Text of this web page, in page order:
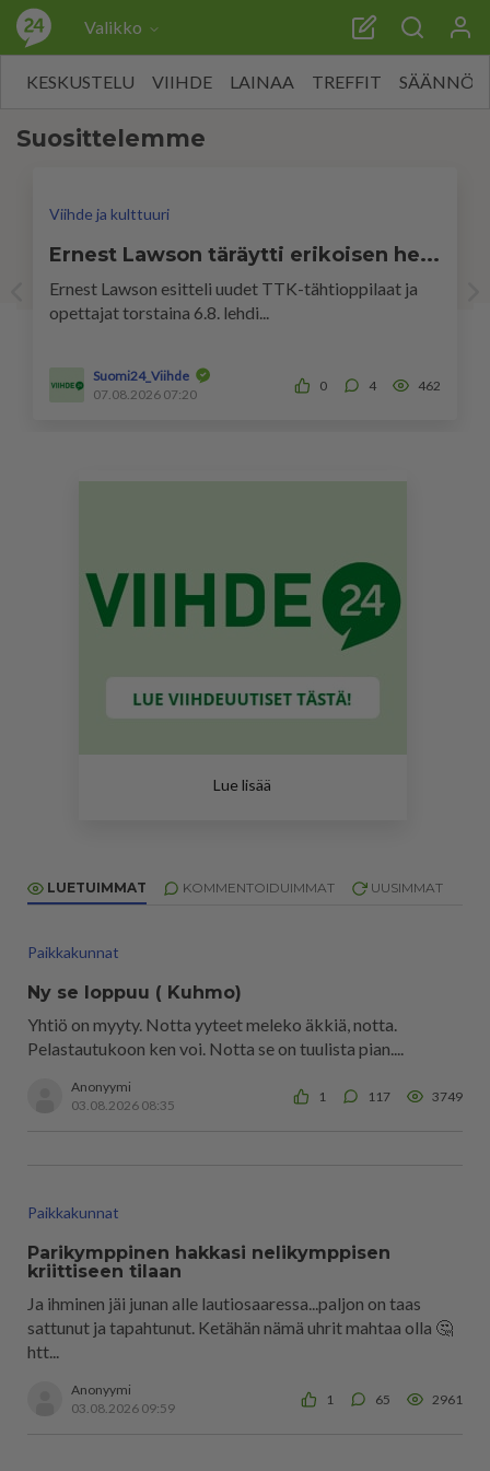
Valikko
KESKUSTELU VIIHDE LAINAA TREFFIT SÄÄNNÖT
Suosittelemme
Viihde ja kulttuuri
Ernest Lawson täräytti erikoisen he...
Ernest Lawson esitteli uudet TTK-tähtioppilaat ja
opettajat torstaina 6.8. lehdi...
Suomi24_Viihde
07.08.2026 07:20
0 4 462
Viihde24:n suosituimpia sisältöjä ovat
Lue lisää
LUETUIMMAT KOMMENTOIDUIMMAT UUSIMMAT
Paikkakunnat
Ny se loppuu ( Kuhmo)
Yhtiö on myyty. Notta yyteet meleko äkkiä, notta.
Pelastautukoon ken voi. Notta se on tuulista pian....
Anonyymi
03.08.2026 08:35
1 117 3749
Paikkakunnat
Parikymppinen hakkasi nelikymppisen
kriittiseen tilaan
Ja ihminen jäi junan alle lautiosaaressa...paljon on taas
sattunut ja tapahtunut. Ketähän nämä uhrit mahtaa olla 🤔
htt...
Anonyymi
03.08.2026 09:59
1 65 2961